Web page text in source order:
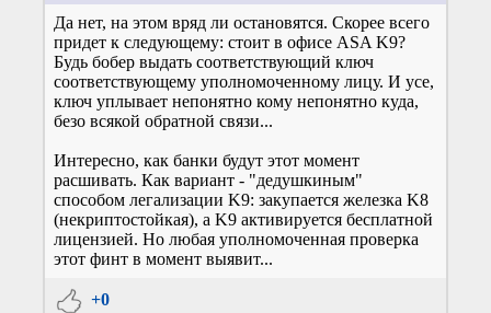
Да нет, на этом вряд ли остановятся. Скорее всего
придет к следующему: стоит в офисе ASA K9?
Будь бобер выдать соответствующий ключ
соответствующему уполномоченному лицу. И усе,
ключ уплывает непонятно кому непонятно куда,
безо всякой обратной связи...
Интересно, как банки будут этот момент
расшивать. Как вариант - "дедушкиным"
способом легализации K9: закупается железка K8
(некриптостойкая), а K9 активируется бесплатной
лицензией. Но любая уполномоченная проверка
этот финт в момент выявит...
+0